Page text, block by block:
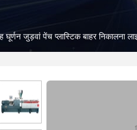
घूर्णन जुड़वां पेंच प्लास्टिक बाहर निकालना